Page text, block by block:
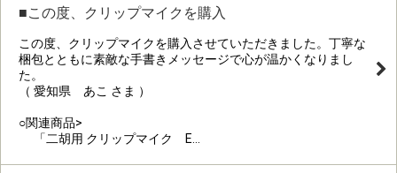
■この度、クリップマイクを購入
この度、クリップマイクを購入させていただきました。丁寧な
梱包とともに素敵な手書きメッセージで心が温かくなりまし
た。
（ 愛知県 あこ さま ）
○関連商品>
「二胡用 クリップマイク E…